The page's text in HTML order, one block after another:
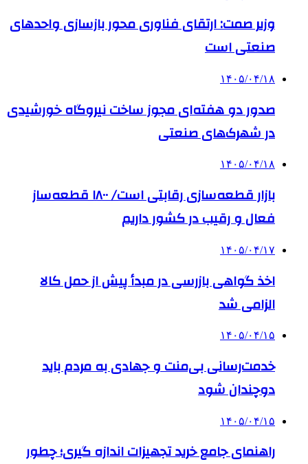
وزیر صمت: ارتقای فناوری محور بازسازی واحدهای
صنعتی است
۱۴۰۵/۰۴/۱۸
صدور دو هفته‌ای مجوز ساخت نیروگاه خورشیدی
در شهرک‌های صنعتی
۱۴۰۵/۰۴/۱۸
بازار قطعه‌سازی رقابتی است/ ۱۸۰۰ قطعه‌ساز
فعال و رقیب در کشور داریم
۱۴۰۵/۰۴/۱۷
اخذ گواهی بازرسی در مبدأ پیش از حمل کالا
الزامی شد
۱۴۰۵/۰۴/۱۵
خدمت‌رسانی بی‌منت و جهادی به مردم باید
دوچندان شود
۱۴۰۵/۰۴/۱۵
راهنمای جامع خرید تجهیزات اندازه گیری؛ چطور